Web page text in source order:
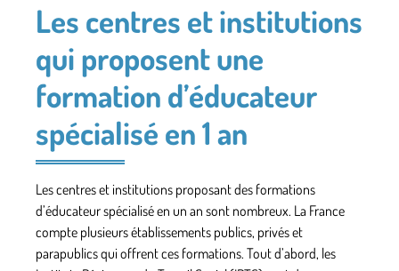
Les centres et institutions
qui proposent une
formation d’éducateur
spécialisé en 1 an
Les centres et institutions proposant des formations
d’éducateur spécialisé en un an sont nombreux. La France
compte plusieurs établissements publics, privés et
parapublics qui offrent ces formations. Tout d’abord, les